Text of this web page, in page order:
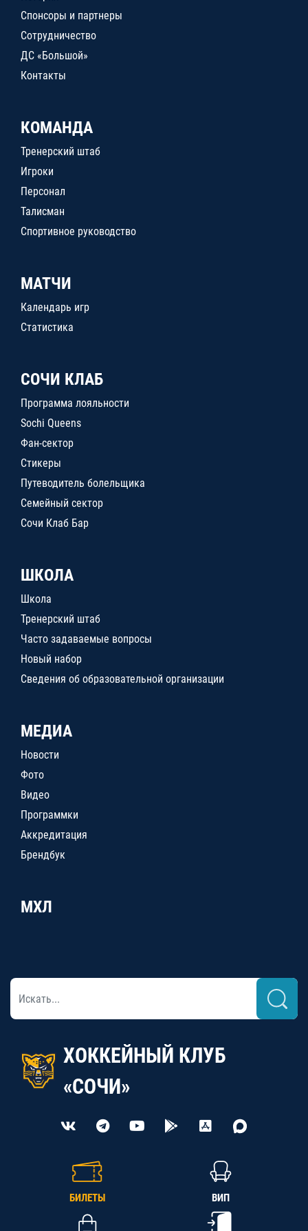
Спонсоры и партнеры
Сотрудничество
ДС «Большой»
Контакты
КОМАНДА
Тренерский штаб
Игроки
Персонал
Талисман
Спортивное руководство
МАТЧИ
Календарь игр
Статистика
СОЧИ КЛАБ
Программа лояльности
Sochi Queens
Фан-сектор
Стикеры
Путеводитель болельщика
Семейный сектор
Сочи Клаб Бар
ШКОЛА
Школа
Тренерский штаб
Часто задаваемые вопросы
Новый набор
Сведения об образовательной организации
МЕДИА
Новости
Фото
Видео
Программки
Аккредитация
Брендбук
МХЛ
ХОККЕЙНЫЙ КЛУБ
«СОЧИ»
БИЛЕТЫ ВИП